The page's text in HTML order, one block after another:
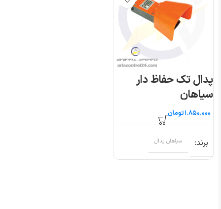
پدال تک حفاظ دار
سپاهان
تومان
برند سپاهان پدال